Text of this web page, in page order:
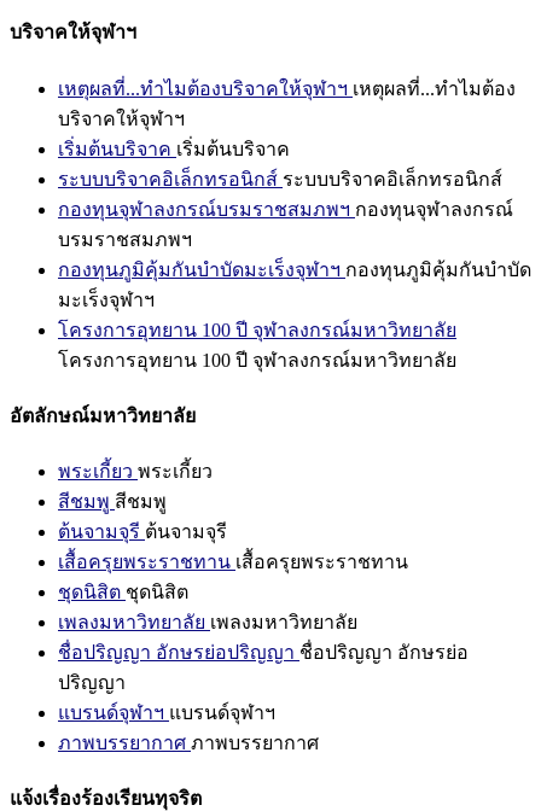
บริจาคให้จุฬาฯ
เหตุผลที่...ทำไมต้องบริจาคให้จุฬาฯ เหตุผลที่...ทำไมต้อง
บริจาคให้จุฬาฯ
เริ่มต้นบริจาค เริ่มต้นบริจาค
ระบบบริจาคอิเล็กทรอนิกส์ ระบบบริจาคอิเล็กทรอนิกส์
กองทุนจุฬาลงกรณ์บรมราชสมภพฯ กองทุนจุฬาลงกรณ์
บรมราชสมภพฯ
กองทุนภูมิคุ้มกันบำบัดมะเร็งจุฬาฯ กองทุนภูมิคุ้มกันบำบัด
มะเร็งจุฬาฯ
โครงการอุทยาน 100 ปี จุฬาลงกรณ์มหาวิทยาลัย
โครงการอุทยาน 100 ปี จุฬาลงกรณ์มหาวิทยาลัย
อัตลักษณ์มหาวิทยาลัย
พระเกี้ยว พระเกี้ยว
สีชมพู สีชมพู
ต้นจามจุรี ต้นจามจุรี
เสื้อครุยพระราชทาน เสื้อครุยพระราชทาน
ชุดนิสิต ชุดนิสิต
เพลงมหาวิทยาลัย เพลงมหาวิทยาลัย
ชื่อปริญญา อักษรย่อปริญญา ชื่อปริญญา อักษรย่อ
ปริญญา
แบรนด์จุฬาฯ แบรนด์จุฬาฯ
ภาพบรรยากาศ ภาพบรรยากาศ
แจ้งเรื่องร้องเรียนทุจริต